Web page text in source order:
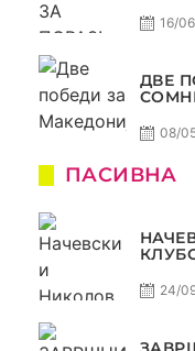
16/
ДВЕ
08/
ПАСИВНА
С5Е2
24/